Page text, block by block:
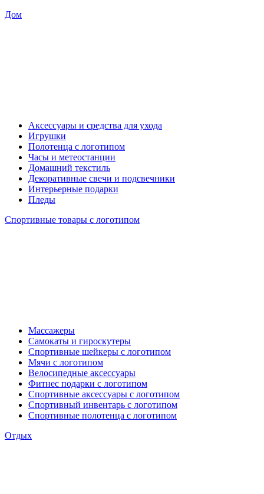
Дом
Аксессуары и средства для ухода
Игрушки
Полотенца с логотипом
Часы и метеостанции
Домашний текстиль
Декоративные свечи и подсвечники
Интерьерные подарки
Пледы
Спортивные товары с логотипом
Массажеры
Самокаты и гироскутеры
Спортивные шейкеры с логотипом
Мячи с логотипом
Велосипедные аксессуары
Фитнес подарки с логотипом
Спортивные аксессуары с логотипом
Спортивный инвентарь с логотипом
Спортивные полотенца с логотипом
Отдых